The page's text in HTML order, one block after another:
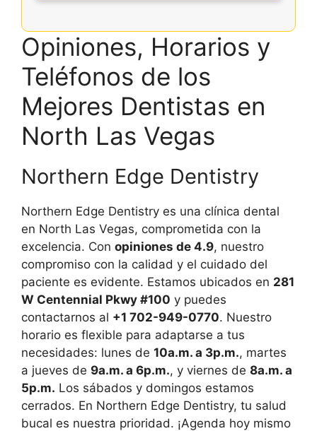
Opiniones, Horarios y
Teléfonos de los
Mejores Dentistas en
North Las Vegas
Northern Edge Dentistry
Northern Edge Dentistry es una clínica dental
en North Las Vegas, comprometida con la
excelencia. Con opiniones de 4.9, nuestro
compromiso con la calidad y el cuidado del
paciente es evidente. Estamos ubicados en 281
W Centennial Pkwy #100 y puedes
contactarnos al +1 702-949-0770. Nuestro
horario es flexible para adaptarse a tus
necesidades: lunes de 10a.m. a 3p.m., martes
a jueves de 9a.m. a 6p.m., y viernes de 8a.m. a
5p.m. Los sábados y domingos estamos
cerrados. En Northern Edge Dentistry, tu salud
bucal es nuestra prioridad. ¡Agenda hoy mismo